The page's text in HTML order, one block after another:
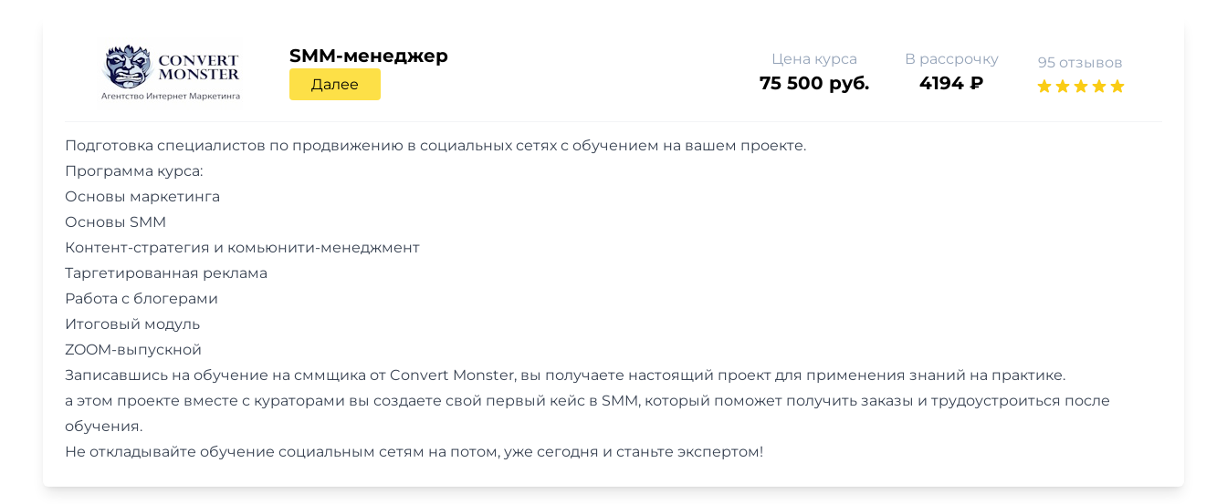
SMM-менеджер
Далее
Цена курса
75 500 руб.
В рассрочку
4194 ₽
95 отзывов
Подготовка специалистов по продвижению в социальных сетях с обучением на вашем проекте.
Программа курса:
Основы маркетинга
Основы SMM
Контент-стратегия и комьюнити-менеджмент
Таргетированная реклама
Работа с блогерами
Итоговый модуль
ZOOM-выпускной
Записавшись на обучение на сммщика от Convert Monster, вы получаете настоящий проект для применения знаний на практике.
а этом проекте вместе с кураторами вы создаете свой первый кейс в SMM, который поможет получить заказы и трудоустроиться после
обучения.
Не откладывайте обучение социальным сетям на потом, уже сегодня и станьте экспертом!